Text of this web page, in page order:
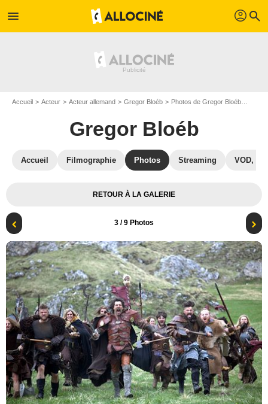
menu profil search
Accueil Acteur Acteur allemand Gregor Bloéb Photos de Gregor Bloéb
Gregor Bloéb
Accueil Filmographie Photos Streaming VOD,
RETOUR À LA GALERIE
3 / 9 Photos